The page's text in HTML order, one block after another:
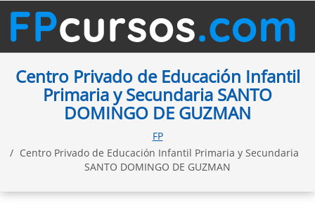
Centro Privado de Educación Infantil
Primaria y Secundaria SANTO
DOMINGO DE GUZMAN
FP
Centro Privado de Educación Infantil Primaria y Secundaria
SANTO DOMINGO DE GUZMAN